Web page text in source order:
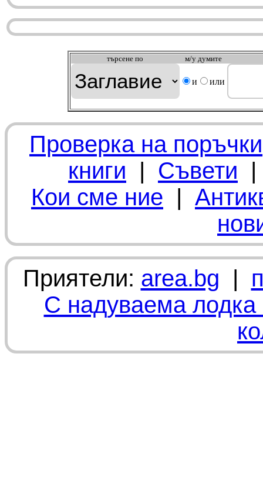
търсeне по м/у думите
и или
Проверка на поръчки
книги | Съвети
Кои сме ние |
Приятели: area.bg |
С надуваема лодка